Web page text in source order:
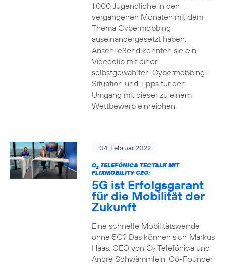
1.000 Jugendliche in den
vergangenen Monaten mit dem
Thema Cybermobbing
auseinandergesetzt haben.
Anschließend konnten sie ein
Videoclip mit einer
selbstgewählten Cybermobbing-
Situation und Tipps für den
Umgang mit dieser zu einem
Wettbewerb einreichen.
04. Februar 2022
O2TELEFÓNICA TECTALK MIT
FLIXMOBILITY CEO:
5G ist Erfolgsgarant
für die Mobilität der
Zukunft
Eine schnelle Mobilitätswende
ohne 5G? Das können sich Markus
Haas, CEO von O2Telefónica und
André Schwämmlein, Co-Founder